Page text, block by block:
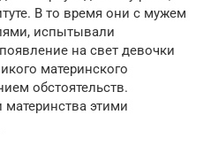
В то время они с мужем
испытывали
на свет девочки
материнского
обстоятельств.
материнства этими